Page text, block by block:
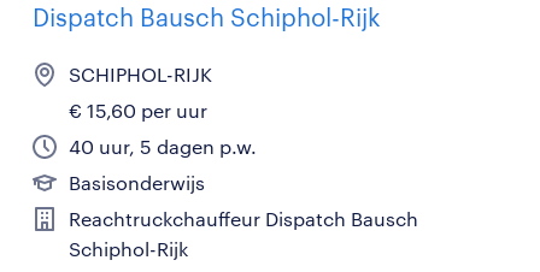
Dispatch Bausch Schiphol-Rijk
SCHIPHOL-RIJK
€ 15,60 per uur
40 uur, 5 dagen p.w.
Basisonderwijs
Reachtruckchauffeur Dispatch Bausch
Schiphol-Rijk